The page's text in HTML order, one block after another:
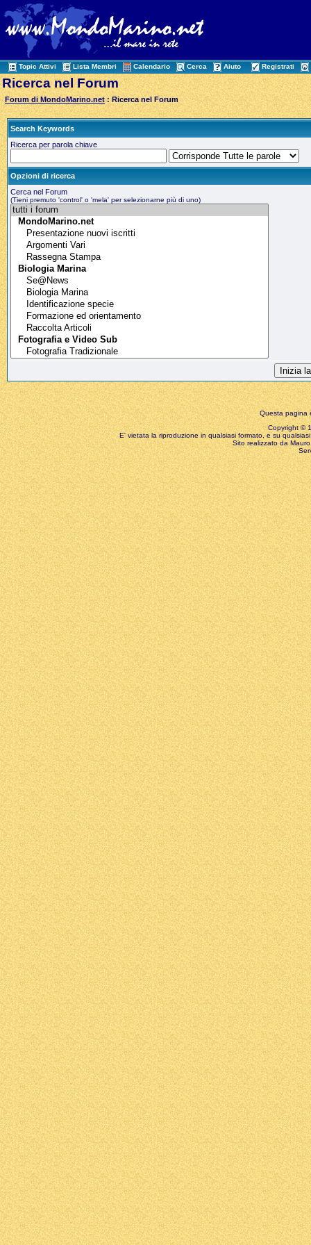
Topic Attivi Lista Membri Calendario Cerca Aiuto Registrati
Ricerca nel Forum
Forum di MondoMarino.net : Ricerca nel Forum
Search Keywords
Ricerca per parola chiave
Opzioni di ricerca
Cerca nel Forum
(Tieni premuto 'control' o 'mela' per selezionarne più di uno)
Questa pagina
Copyright ©
E' vietata la riproduzione in qualsiasi formato, e su
Sito realizzato da